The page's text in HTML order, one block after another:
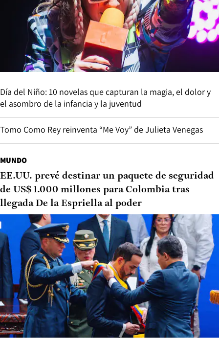
Día del Niño: 10 novelas que capturan la magia, el dolor y
el asombro de la infancia y la juventud
Tomo Como Rey reinventa “Me Voy” de Julieta Venegas
MUNDO
EE.UU. prevé destinar un paquete de seguridad
de US$ 1.000 millones para Colombia tras
llegada De la Espriella al poder